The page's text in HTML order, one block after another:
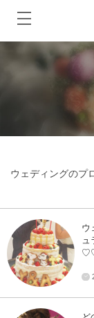
ウェディングのプ
ウ